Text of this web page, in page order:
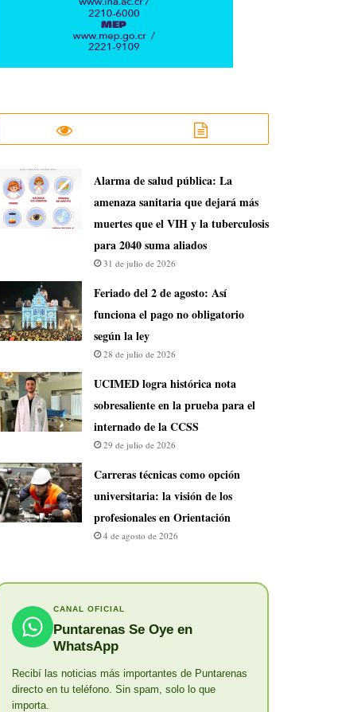
​Alarma de salud pública: La
amenaza sanitaria que dejará más
muertes que el VIH y la tuberculosis
para 2040 suma aliados
31 de julio de 2026
Feriado del 2 de agosto: Así
funciona el pago no obligatorio
según la ley
28 de julio de 2026
UCIMED logra histórica nota
sobresaliente en la prueba para el
internado de la CCSS
29 de julio de 2026
Carreras técnicas como opción
universitaria: la visión de los
profesionales en Orientación
4 de agosto de 2026
CANAL OFICIAL
Puntarenas Se Oye en
WhatsApp
Recibí las noticias más importantes de Puntarenas
directo en tu teléfono. Sin spam, solo lo que
importa.